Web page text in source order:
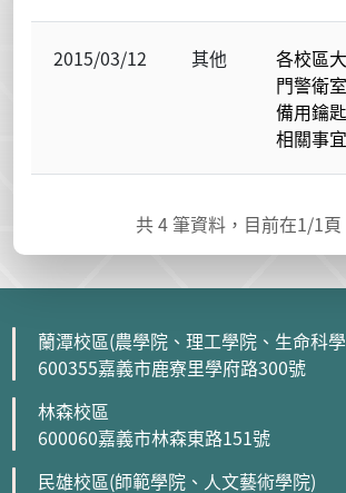
2015/03/12 其他
各校區大
門警衛室
備用鑰匙
相關事宜
共4 筆資料，目前在1/1頁
蘭潭校區(農學院、理工學院、生命科
600355嘉義市鹿寮里學府路300號
林森校區
600060嘉義市林森東路151號
民雄校區(師範學院、人文藝術學院)